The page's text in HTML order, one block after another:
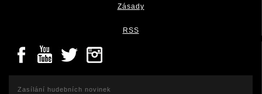
Zásady
RSS
Zasílání hudebních novinek